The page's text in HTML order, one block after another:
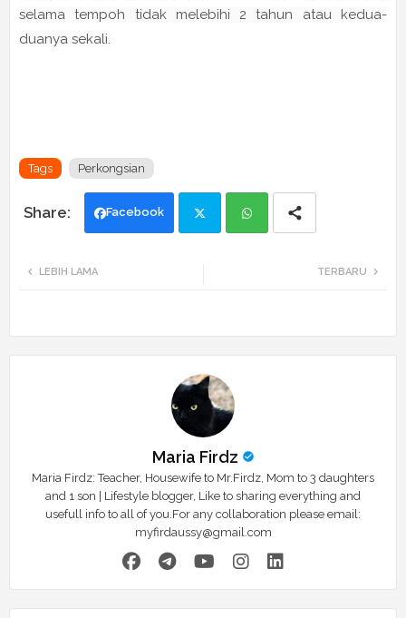
selama tempoh tidak melebihi 2 tahun atau kedua-
duanya sekali.
Tags Perkongsian
Facebook
TERBARU
LEBIH LAMA
Maria Firdz
Maria Firdz: Teacher, Housewife to Mr.Firdz, Mom to 3 daughters
and 1 son | Lifestyle blogger, Like to sharing everything and
usefull info to all of you.For any collaboration please email:
myfirdaussy@gmail.com